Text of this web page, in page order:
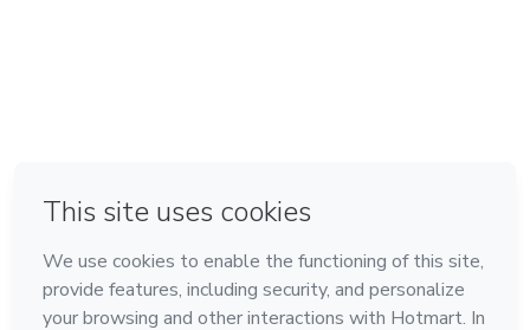
Feito com ❤ na Cidade do México